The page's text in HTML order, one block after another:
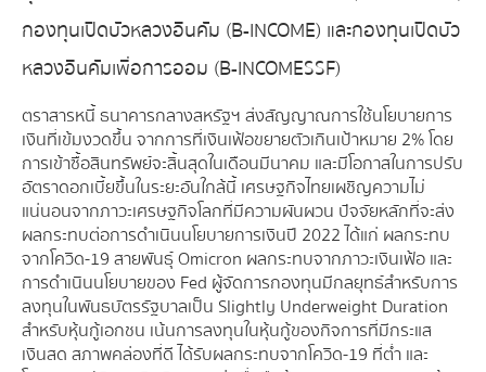
กองทุนเปิดบัวหลวงอินคัม (B-INCOME) และกองทุนเปิดบัว
หลวงอินคัมเพื่อการออม (B-INCOMESSF)
ตราสารหนี้ ธนาคารกลางสหรัฐฯ ส่งสัญญาณการใช้นโยบายการ
เงินที่เข้มงวดขึ้น จากการที่เงินเฟ้อขยายตัวเกินเป้าหมาย 2% โดย
การเข้าซื้อสินทรัพย์จะสิ้นสุดในเดือนมีนาคม และมีโอกาสในการปรับ
อัตราดอกเบี้ยขึ้นในระยะอันใกล้นี้ เศรษฐกิจไทยเผชิญความไม่
แน่นอนจากภาวะเศรษฐกิจโลกที่มีความผันผวน ปัจจัยหลักที่จะส่ง
ผลกระทบต่อการดำเนินนโยบายการเงินปี 2022 ได้แก่ ผลกระทบ
จากโควิด-19 สายพันธุ์ Omicron ผลกระทบจากภาวะเงินเฟ้อ และ
การดำเนินนโยบายของ Fed ผู้จัดการกองทุนมีกลยุทธ์สำหรับการ
ลงทุนในพันธบัตรรัฐบาลเป็น Slightly Underweight Duration
สำหรับหุ้นกู้เอกชน เน้นการลงทุนในหุ้นกู้ของกิจการที่มีกระแส
เงินสด สภาพคล่องที่ดี ได้รับผลกระทบจากโควิด-19 ที่ต่ำ และ